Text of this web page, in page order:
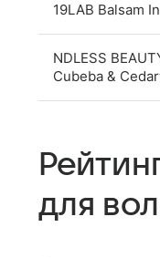
19LAB Balsam
NDLESS
Cubeba &
для